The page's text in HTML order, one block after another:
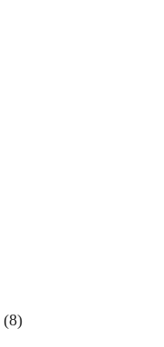
(8)